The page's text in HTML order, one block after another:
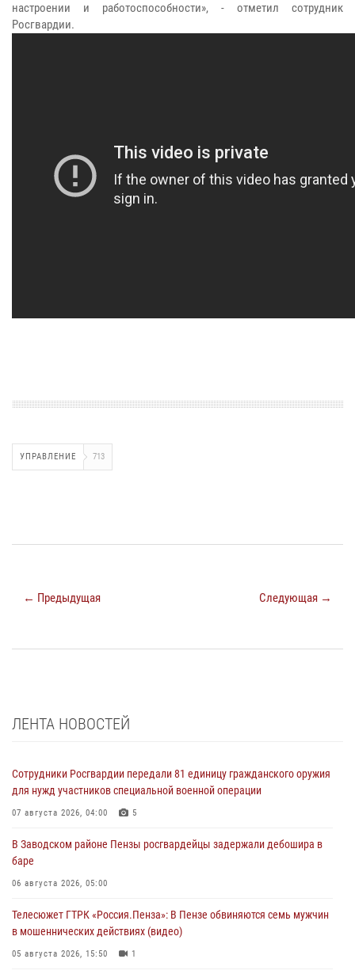
настроении и работоспособности», - отметил сотрудник
Росгвардии.
УПРАВЛЕНИЕ 713
← Предыдущая Следующая →
ЛЕНТА НОВОСТЕЙ
Сотрудники Росгвардии передали 81 единицу гражданского оружия
для нужд участников специальной военной операции
07 августа 2026, 04:00 5
В Заводском районе Пензы росгвардейцы задержали дебошира в
баре
06 августа 2026, 05:00
Телесюжет ГТРК «Россия.Пенза»: В Пензе обвиняются семь мужчин
в мошеннических действиях (видео)
05 августа 2026, 15:50 1